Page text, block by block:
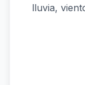
lluvia,